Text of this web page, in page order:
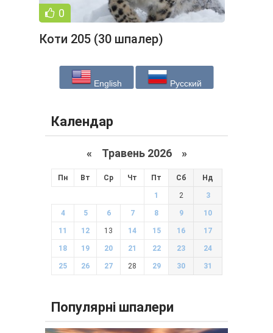
0
Коти 205 (30 шпалер)
English Русский
Календар
« Травень 2026 »
Пн Вт Ср Чт Пт Сб Нд
1 2 3
4 5 6 7 8 9 10
11 12 13 14 15 16 17
18 19 20 21 22 23 24
25 26 27 28 29 30 31
Популярні шпалери